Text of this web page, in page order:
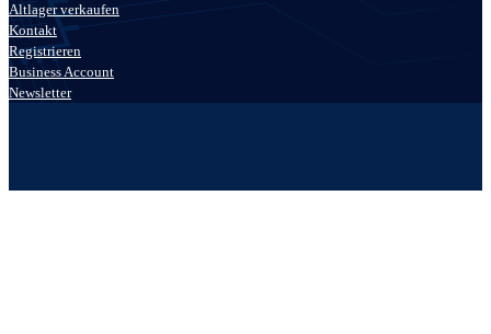
Altlager verkaufen
Kontakt
Registrieren
Business Account
Newsletter